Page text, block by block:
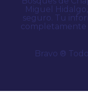
Miguel Hidalgo,
seguro. Tu
completamente
Bravo ®